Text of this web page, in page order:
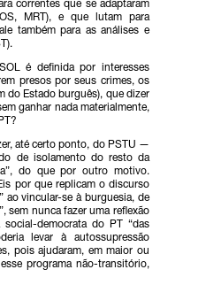
correntes que se adaptaram
MRT), e que lutam para
também para as análises e
é definida por interesses
presos por seus crimes, os
do Estado burguês), que dizer
ganhar nada materialmente,
até certo ponto, do PSTU —
de isolamento do resto da
do que por outro motivo.
por que replicam o discurso
ao vincular-se à burguesia, de
sem nunca fazer uma reflexão
democrata do PT “das
levar à autossupressão
pois ajudaram, em maior ou
programa não-transitório,